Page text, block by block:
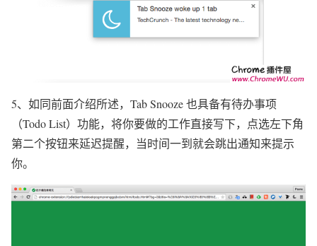
5、如同前面介绍所述，Tab Snooze 也具备有待办事项
（Todo List）功能，将你要做的工作直接写下，点选左下角
第二个按钮来延迟提醒，当时间一到就会跳出通知来提示
你。